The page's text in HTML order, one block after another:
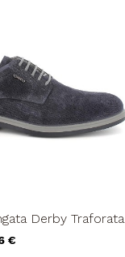
Derby Traforata
€